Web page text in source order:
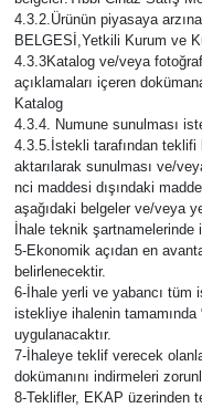
4.3.2.Ürünün piyasaya
BELGESİ,Yetkili Kurum ve
4.3.3Katalog ve/veya
açıklamaları içeren
Katalog
4.3.4. Numune sunulması
4.3.5.İstekli tarafından teklifi
aktarılarak sunulması ve/
nci maddesi dışındaki
aşağıdaki belgeler ve/veya
İhale teknik şartnamelerinde
5-Ekonomik açıdan en
belirlenecektir.
6-İhale yerli ve yabancı tüm
istekliye ihalenin
uygulanacaktır.
7-İhaleye teklif verecek
dokümanını indirmeleri
8-Teklifler, EKAP üzerinden